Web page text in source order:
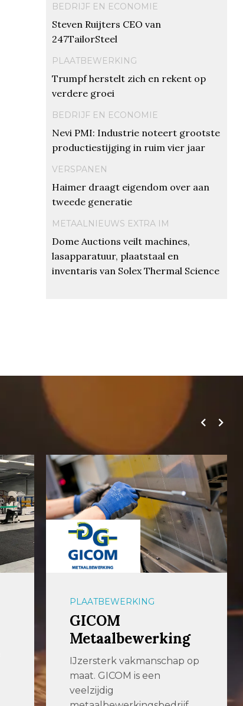
BEDRIJF EN ECONOMIE
Steven Ruijters CEO van
247TailorSteel
PLAATBEWERKING
Trumpf herstelt zich en rekent op
verdere groei
BEDRIJF EN ECONOMIE
Nevi PMI: Industrie noteert grootste
productiestijging in ruim vier jaar
VERSPANEN
Haimer draagt eigendom over aan
tweede generatie
METAALNIEUWS EXTRA IM
Dome Auctions veilt machines,
lasapparatuur, plaatstaal en
inventaris van Solex Thermal Science
PLAATBEWERKING
GICOM
Metaalbewerking
IJzersterk vakmanschap op
maat. GICOM is een
veelzijdig